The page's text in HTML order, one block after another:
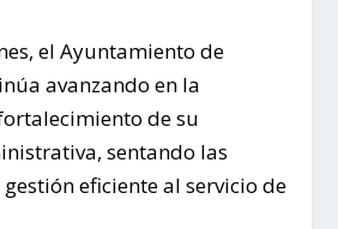
el Ayuntamiento de
avanzando en la
de su
sentando las
eficiente al servicio de